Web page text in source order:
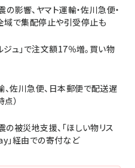
影響、ヤマト運輸・佐川急便・
域で集配停止や引受停止も
ジュ」で注文額17％増。買い物
、佐川急便、日本郵便で配送遅
）
被災地支援、「ほしい物リス
」経由での寄付など